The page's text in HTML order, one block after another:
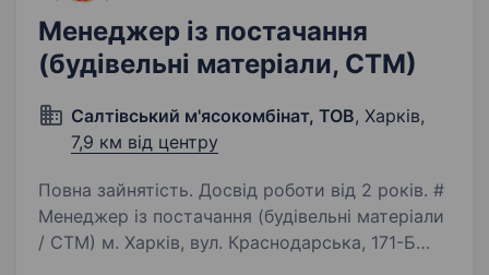
Менеджер із постачання
(будівельні матеріали, СТМ)
Салтівський м'ясокомбінат, ТОВ, Харків,
7,9 км від центру
Повна зайнятість. Досвід роботи від 2 років. #
Менеджер із постачання (будівельні матеріали
/ СТМ) м. Харків, вул. Краснодарська, 171-Б